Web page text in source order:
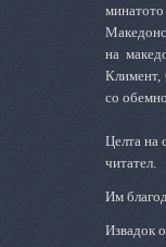
на
Климент,
со
Целта на
читател.
Им
Извадок